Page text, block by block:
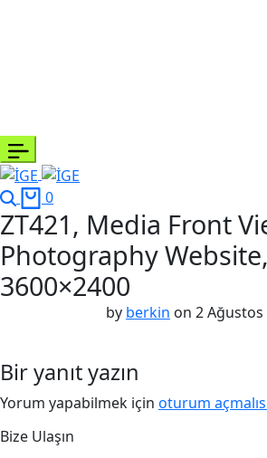
Search
0Cart
ZT421, Media Front
Photography
3600×2400
by berkin on 2 Ağustos
Bir yanıt yazın
Yorum yapabilmek için oturum
Bize Ulaşın